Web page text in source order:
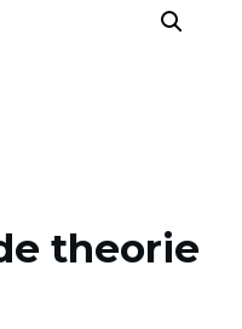
theorie